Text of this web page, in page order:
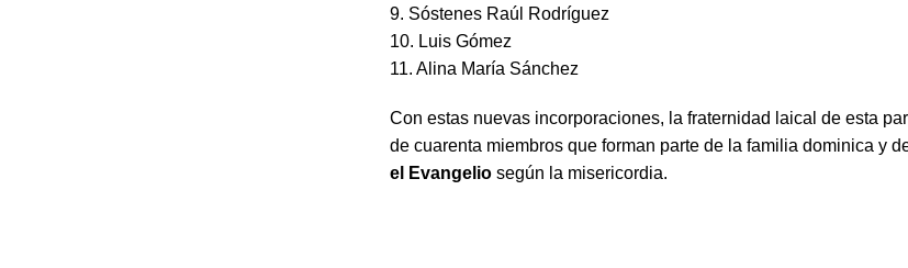
9. Sóstenes Raúl Rodríguez
10. Luis Gómez
11. Alina María Sánchez
Con estas nuevas incorporaciones, la fraternidad laical de esta
de cuarenta miembros que forman parte de la familia dominica y
el Evangelio según la misericordia.